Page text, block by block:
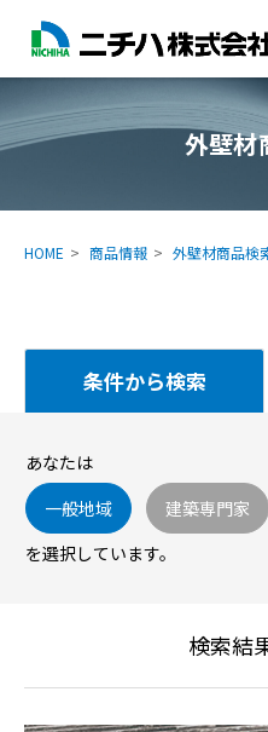
外壁材
HOME 商品情報 外壁材商品検
条件から検索
あなたは
一般地域
建築専門家
を選択しています。
検索結